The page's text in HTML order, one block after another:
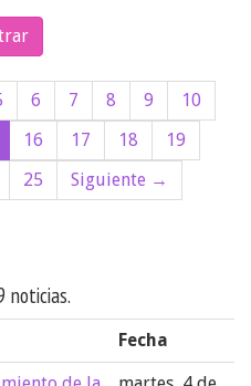
6 7 8 9
10
16 17 18
19
25
Siguiente →
noticias.
Fecha